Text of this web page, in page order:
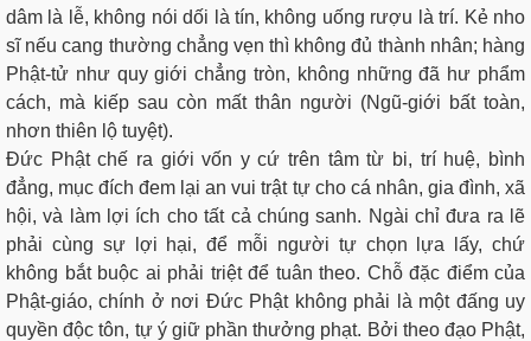
dâm là lễ, không nói dối là tín, không uống rượu là trí. Kẻ nho
sĩ nếu cang thường chẳng vẹn thì không đủ thành nhân; hàng
Phật-tử như quy giới chẳng tròn, không những đã hư phẩm
cách, mà kiếp sau còn mất thân người (Ngũ-giới bất toàn,
nhơn thiên lộ tuyệt).
Ðức Phật chế ra giới vốn y cứ trên tâm từ bi, trí huệ, bình
đẳng, mục đích đem lại an vui trật tự cho cá nhân, gia đình, xã
hội, và làm lợi ích cho tất cả chúng sanh. Ngài chỉ đưa ra lẽ
phải cùng sự lợi hại, để mỗi người tự chọn lựa lấy, chứ
không bắt buộc ai phải triệt để tuân theo. Chỗ đặc điểm của
Phật-giáo, chính ở nơi Đức Phật không phải là một đấng uy
quyền độc tôn, tự ý giữ phần thưởng phạt. Bởi theo đạo Phật,